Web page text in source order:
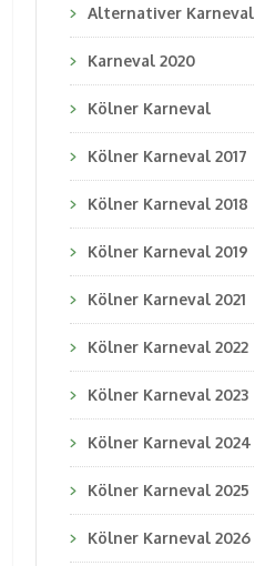
Alternativer Karneval
Karneval 2020
Kölner Karneval
Kölner Karneval 2017
Kölner Karneval 2018
Kölner Karneval 2019
Kölner Karneval 2021
Kölner Karneval 2022
Kölner Karneval 2023
Kölner Karneval 2024
Kölner Karneval 2025
Kölner Karneval 2026